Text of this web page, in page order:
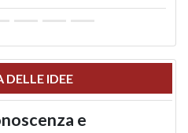
DELLE IDEE
e